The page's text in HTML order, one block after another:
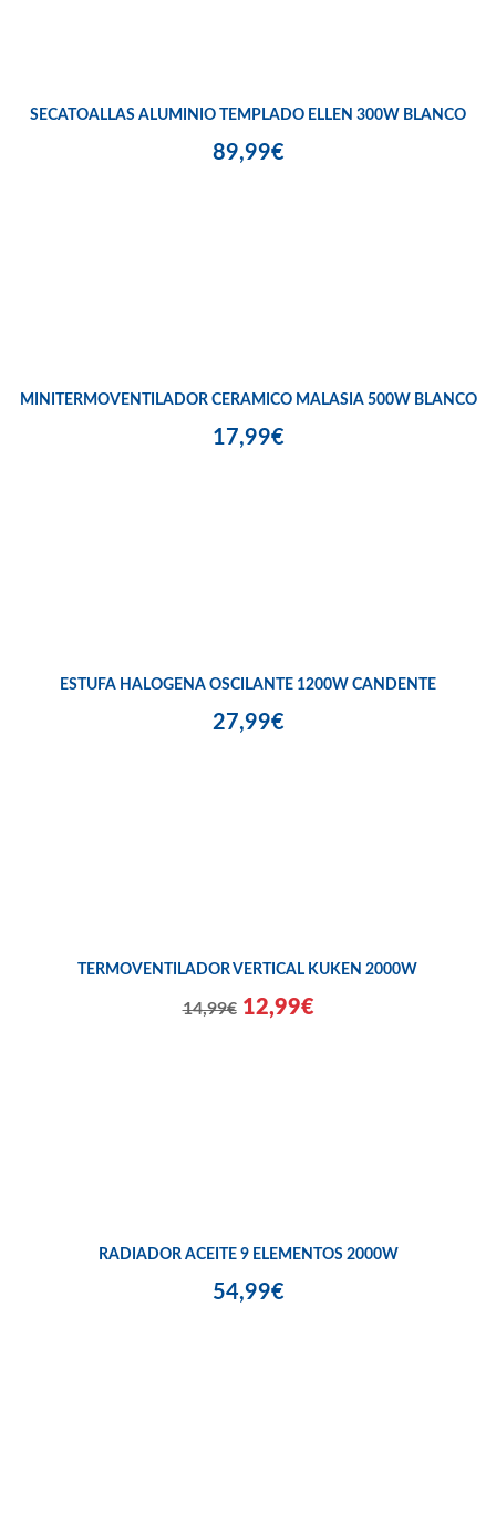
SECATOALLAS ALUMINIO TEMPLADO ELLEN 300W BLANCO
89,99€
MINITERMOVENTILADOR CERAMICO MALASIA 500W BLANCO
17,99€
ESTUFA HALOGENA OSCILANTE 1200W CANDENTE
27,99€
TERMOVENTILADOR VERTICAL KUKEN 2000W
14,99€ 12,99€
RADIADOR ACEITE 9 ELEMENTOS 2000W
54,99€